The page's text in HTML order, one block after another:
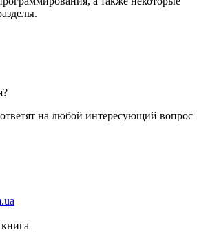
на любой интересующий вопрос